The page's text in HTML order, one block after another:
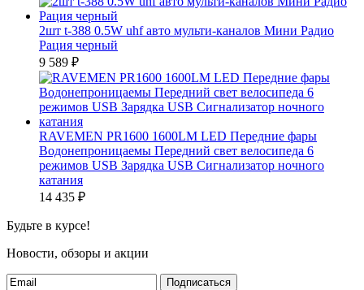
2шт t-388 0.5W uhf авто мульти-каналов Мини Радио
Рация черный
9 589 ₽
RAVEMEN PR1600 1600LM LED Передние фары
Водонепроницаемы Передний свет велосипеда 6
режимов USB Зарядка USB Сигнализатор ночного
катания
14 435 ₽
Будьте в курсе!
Новости, обзоры и акции
Подписаться